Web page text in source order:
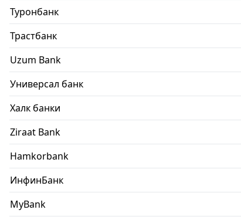
Туронбанк
Трастбанк
Uzum Bank
Универсал банк
Халк банки
Ziraat Bank
Hamkorbank
ИнфинБанк
MyBank